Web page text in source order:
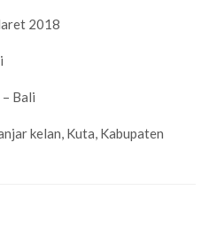
2018
Bali
kelan, Kuta, Kabupaten